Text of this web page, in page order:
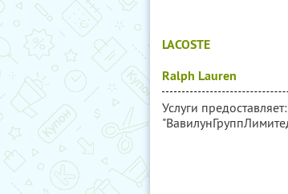
LACOSTE
Ralph Lauren
Услуги